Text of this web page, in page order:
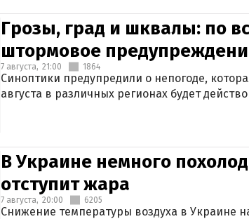
Грозы, град и шквалы: по
штормовое
7 августа, 21:00 1864
Синоптики предупредили о непогоде,
августа в различных регионах будет
В Украине немного
отступит жара
7 августа, 20:00 6205
Снижение температуры воздуха в Украине